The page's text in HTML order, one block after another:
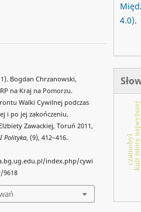
Bogdan Chrzanowski,
na Kraj na Pomorzu.
Walki Cywilnej podczas
i po jej zakończeniu,
Zawackiej, Toruń 2011,
Polityka, (9), 412–416.
index.php/cywi
9618
4.0).
kult istoty najwyższej
czarnobyl